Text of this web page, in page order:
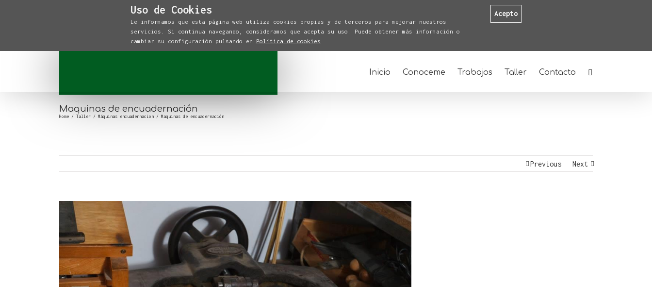
Uso de Cookies
Le informamos que esta página web utiliza cookies propias y de terceros para mejorar nuestros
servicios. Si continua navegando, consideramos que acepta su uso. Puede obtener más información o
cambiar su configuración pulsando en Política de cookies
Acepto
Inicio Conoceme Trabajos Taller Contacto
Maquinas de encuadernación
Home / Taller / Máquinas encuadernacion / Maquinas de encuadernación
Previous Next